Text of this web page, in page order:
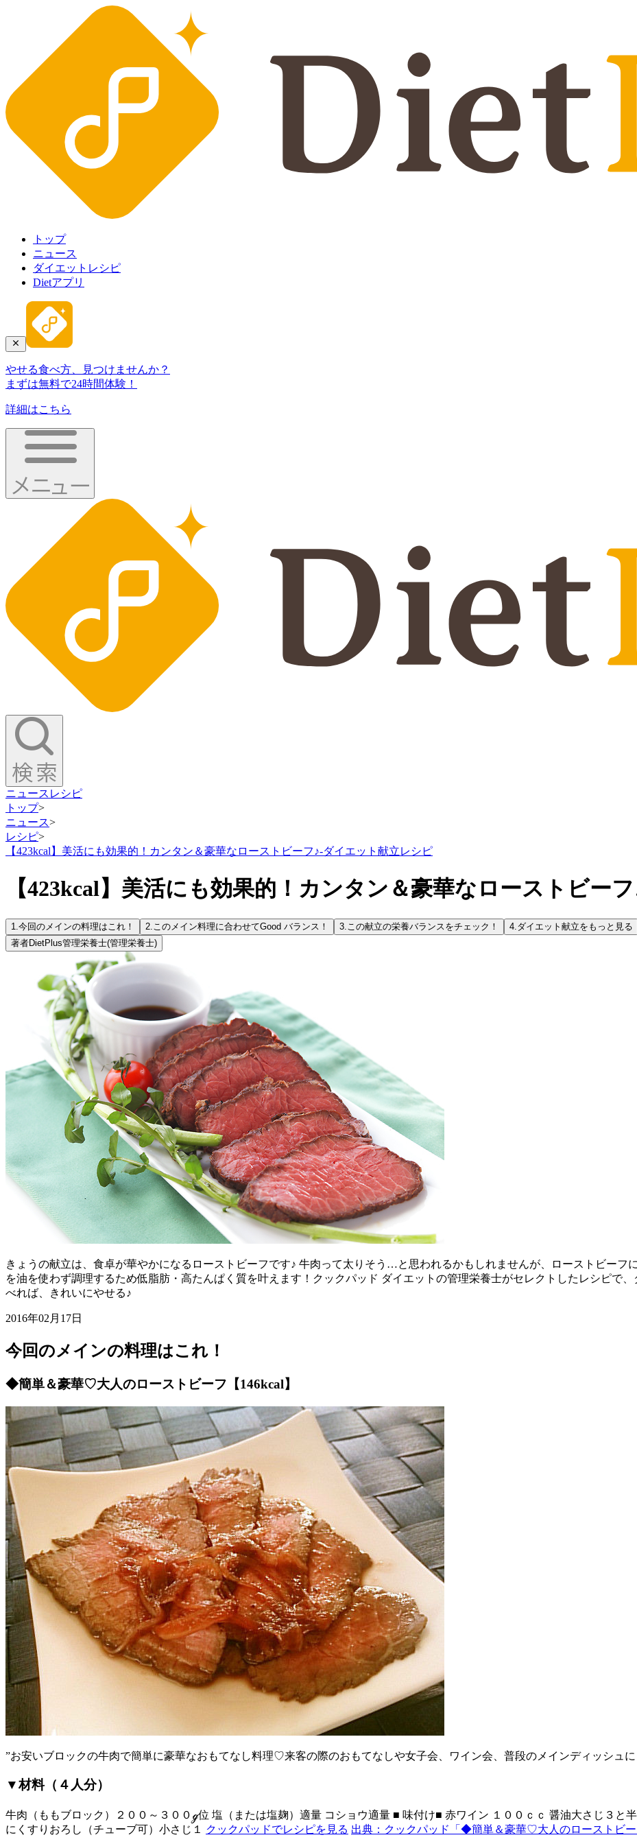
トップ
ニュース
ダイエットレシピ
Dietアプリ
やせる食べ方、見つけませんか？
まずは無料で24時間体験！
詳細はこちら
ニュース レシピ
トップ>
ニュース>
レシピ>
【423kcal】美活にも効果的！カンタン＆豪華なローストビーフ♪-ダイエット献立レシピ
【423kcal】美活にも効果的！カンタン＆豪華なローストビー
1.今回のメインの料理はこれ！ 2.このメイン料理に合わせてGood バランス！ 3.この献立の栄養バランスをチェック！ 4.ダイエット献立をもっと見る
著者DietPlus管理栄養士(管理栄養士)
きょうの献立は、食卓が華やかになるローストビーフです♪ 牛肉って太りそう…と思われるかもしれませんが、ローストビーフ
を油を使わず調理するため低脂肪・高たんぱく質を叶えます！クックパッド ダイエットの管理栄養士がセレクトしたレシピで
べれば、きれいにやせる♪
2016年02月17日
今回のメインの料理はこれ！
◆簡単＆豪華♡大人のローストビーフ【146kcal】
”お安いブロックの牛肉で簡単に豪華なおもてなし料理♡来客の際のおもてなしや女子会、ワイン会、普段のメインディッシュ
▼材料（４人分）
牛肉（ももブロック）２００～３００ℊ位 塩（または塩麹）適量 コショウ適量 ■ 味付け■ 赤ワイン １００ｃｃ 醤油大さじ３と
にくすりおろし（チューブ可）小さじ１
クックパッドでレシピを見る 出典：クックパッド「◆簡単＆豪華♡大人のローストビ